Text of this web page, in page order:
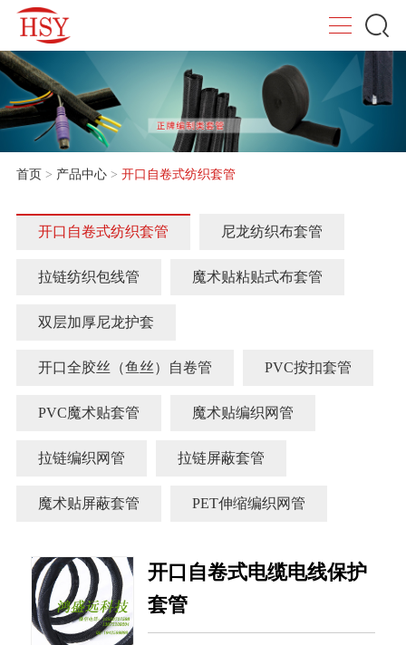
首页 > 产品中心> 开口自卷式纺织套管
开口自卷式纺织套管 尼龙纺织布套管
拉链纺织包线管 魔术贴粘贴式布套管
双层加厚尼龙护套
开口全胶丝（鱼丝）自卷管 PVC按扣套管
PVC魔术贴套管 魔术贴编织网管
拉链编织网管 拉链屏蔽套管
魔术贴屏蔽套管 PET伸缩编织网管
开口自卷式电缆电线保护
套管